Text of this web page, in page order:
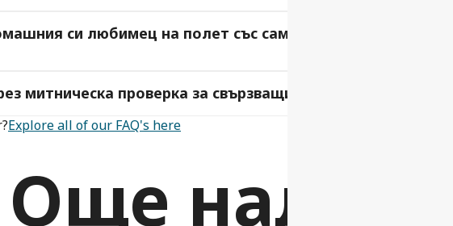
си любимец на полет със самостоятелно
митническа проверка за свързващия полет?
Explore all of our FAQ's here
Още над